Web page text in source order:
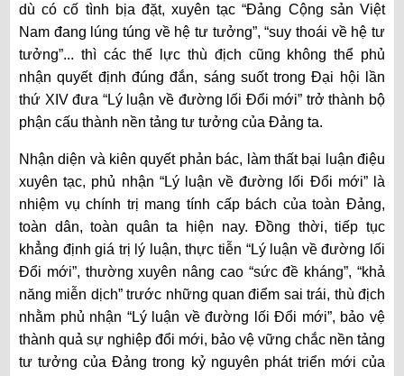
dù có cố tình bịa đặt, xuyên tạc “Đảng Cộng sản Việt
Nam đang lúng túng về hệ tư tưởng”, “suy thoái về hệ tư
tưởng”... thì các thế lực thù địch cũng không thể phủ
nhận quyết định đúng đắn, sáng suốt trong Đại hội lần
thứ XIV đưa “Lý luận về đường lối Đổi mới” trở thành bộ
phận cấu thành nền tảng tư tưởng của Đảng ta.
Nhận diện và kiên quyết phản bác, làm thất bại luận điệu
xuyên tạc, phủ nhận “Lý luận về đường lối Đổi mới” là
nhiệm vụ chính trị mang tính cấp bách của toàn Đảng,
toàn dân, toàn quân ta hiện nay. Đồng thời, tiếp tục
khẳng định giá trị lý luận, thực tiễn “Lý luận về đường lối
Đổi mới”, thường xuyên nâng cao “sức đề kháng”, “khả
năng miễn dịch” trước những quan điểm sai trái, thù địch
nhằm phủ nhận “Lý luận về đường lối Đổi mới”, bảo vệ
thành quả sự nghiệp đổi mới, bảo vệ vững chắc nền tảng
tư tưởng của Đảng trong kỷ nguyên phát triển mới của